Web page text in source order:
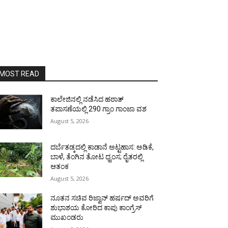
READ
ಕಾಲೇಜಿನಲ್ಲಿ ನಡೆಸಿದ ಹಠಾತ್
ತಪಾಸಣೆಯಲ್ಲಿ 290 ಗ್ರಾಂ ಗಾಂಜಾ ವಶ
August 5, 2026
ದರ್ಬೆತಡ್ಕದಲ್ಲಿ ಕಾಡಾನೆ ಅಟ್ಟಹಾಸ: ಅಡಿಕೆ,
ಬಾಳೆ, ತೆಂಗಿನ ತೋಟ ಧ್ವಂಸ; ರೈತರಲ್ಲಿ
ಆತಂಕ
August 5, 2026
ನೂತನ ಸಚಿವ ರಿಜ್ವಾನ್ ಹರ್ಷದ್ ಅವರಿಗೆ
ಶುಭಾಶಯ ಕೋರಿದ ಕಾಪು ಕಾಂಗ್ರೆಸ್
ಮುಖಂಡರು